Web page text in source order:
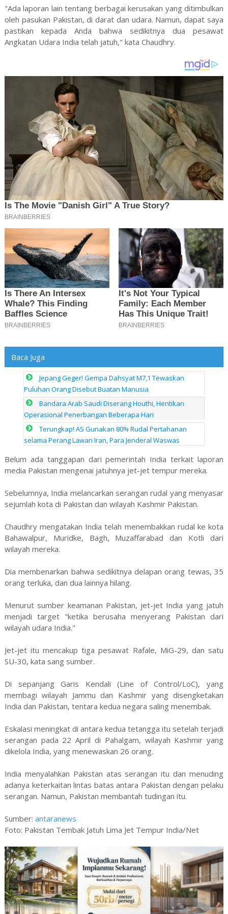
"Ada laporan lain tentang berbagai kerusakan yang ditimbulkan
oleh pasukan Pakistan, di darat dan udara. Namun, dapat saya
pastikan kepada Anda bahwa sedikitnya dua pesawat
Angkatan Udara India telah jatuh," kata Chaudhry.
Baca Juga
Jepang Geger! Gempa Dahsyat M7,1 Tewaskan
Puluhan Orang Disebut Buatan Manusia
Bandara Arab Saudi Diserang Houthi, Hentikan
Operasional Penerbangan Beberapa Hari
Terungkap! AS Gunakan 80% Rudal Pertahanan
selama Perang Lawan Iran, Para Jenderal Waswas
Belum ada tanggapan dari pemerintah India terkait laporan
media Pakistan mengenai jatuhnya jet-jet tempur mereka.
Sebelumnya, India melancarkan serangan rudal yang menyasar
sejumlah kota di Pakistan dan wilayah Kashmir Pakistan.
Chaudhry mengatakan India telah menembakkan rudal ke kota
Bahawalpur, Muridke, Bagh, Muzaffarabad dan Kotli dari
wilayah mereka.
Dia membenarkan bahwa sedikitnya delapan orang tewas, 35
orang terluka, dan dua lainnya hilang.
Menurut sumber keamanan Pakistan, jet-jet India yang jatuh
menjadi target "ketika berusaha menyerang Pakistan dari
wilayah udara India."
Jet-jet itu mencakup tiga pesawat Rafale, MiG-29, dan satu
SU-30, kata sang sumber.
Di sepanjang Garis Kendali (Line of Control/LoC), yang
membagi wilayah Jammu dan Kashmir yang disengketakan
India dan Pakistan, tentara kedua negara saling menembak.
Eskalasi meningkat di antara kedua tetangga itu setelah terjadi
serangan pada 22 April di Pahalgam, wilayah Kashmir yang
dikelola India, yang menewaskan 26 orang.
India menyalahkan Pakistan atas serangan itu dan menuding
adanya keterkaitan lintas batas antara Pakistan dengan pelaku
serangan. Namun, Pakistan membantah tudingan itu.
Sumber: antaranews
Foto: Pakistan Tembak Jatuh Lima Jet Tempur India/Net